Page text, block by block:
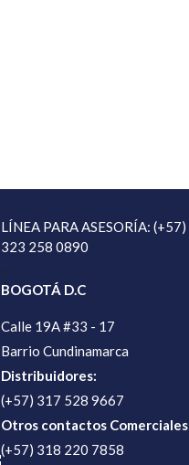
LÍNEA PARA ASESORÍA: (+57)
323 258 0890
>
BOGOTÁ D.C
Calle 19A #33 - 17
Barrio Cundinamarca
Distribuidores:
(+57) 317 528 9667
Otros contactos
(+57) 318 220 7858